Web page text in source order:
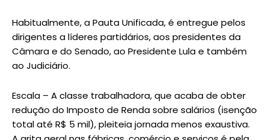
Habitualmente, a Pauta Unificada, é entregue pelos
dirigentes a líderes partidários, aos presidentes da
Câmara e do Senado, ao Presidente Lula e também
ao Judiciário.
Escala – A classe trabalhadora, que acaba de obter
redução do Imposto de Renda sobre salários (isenção
total até R$ 5 mil), pleiteia jornada menos exaustiva.